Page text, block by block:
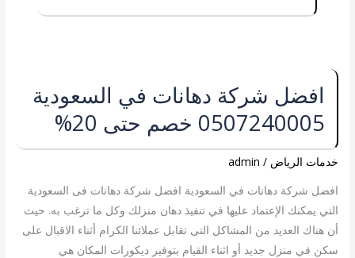
افضل شركة دهانات في السعودية
0507240005 خصم حتى 20%
خدمات الرياض /
admin
افضل شركة دهانات في السعودية افضل شركة دهانات فى السعودية
التي يمكنك الإعتماد عليها في تنفيذ دهان منزلك وكل ما ترغب به. حيث
أن هناك العديد من المشاكل التى تقابل عملائنا الكرام أثناء الاقبال على
سكن في منزل جديد أو اثناء القيام بتوفير ديكورات المكان هي
افضل
شركة
دهانات
السعودية
خصم
حتى
20%